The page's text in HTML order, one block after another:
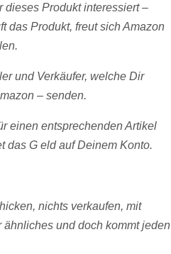
dieses Produkt interessiert –
das Produkt, freut sich Amazon
und Verkäufer, welche Dir
– senden.
einen entsprechenden Artikel
das G eld auf Deinem Konto.
nichts verkaufen, mit
und doch kommt jeden